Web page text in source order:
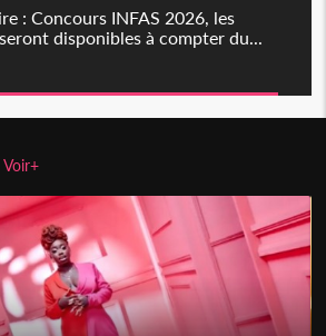
: Concours INFAS 2026, les
disponibles à compter du...
Voir+